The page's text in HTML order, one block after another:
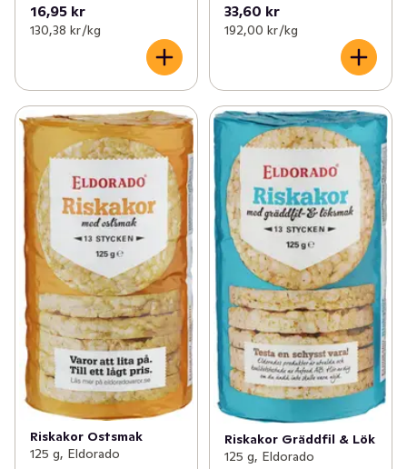
16,95 kr
130,38 kr /kg
33,60 kr
192,00 kr /kg
Riskakor Ostsmak
125 g, Eldorado
Riskakor Gräddfil & Lök
125 g, Eldorado